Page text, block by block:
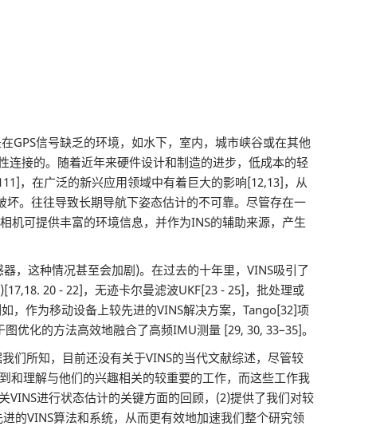
信号缺乏的环境，如水下，室内，城市峡谷或在其他
接的。随着近年来硬件设计和制造的进步，低成本的轻
，在广泛的新兴应用领域中有着巨大的影响[12,13]，从
。往往导致长期导航下姿态估计的不可靠。尽管存在一
机可提供丰富的环境信息，并作为INS的辅助来源，产生
这种情况甚至会加剧)。在过去的十年里，VINS吸引了
20 - 22]，无迹卡尔曼滤波UKF[23 - 25]，批处理或
，作为移动设备上较先进的VINS解决方案，Tango[32]项
优化的方法高效地融合了高频IMU测量 [29, 30, 33–35]。
所知，目前还没有关于VINS的当代文献综述，尽管较
和理解与他们的兴趣相关的较重要的工作，而这些工作我
进行状态估计的关键方面的回顾，(2)提供了我们对较
的VINS算法和系统，从而更有效地加速我们整个研究领